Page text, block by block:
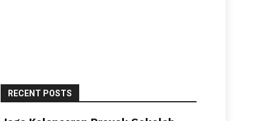
RECENT POSTS